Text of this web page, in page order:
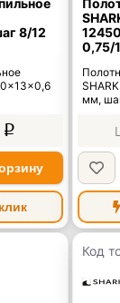
8/12
p
0,75/
мм,
Код